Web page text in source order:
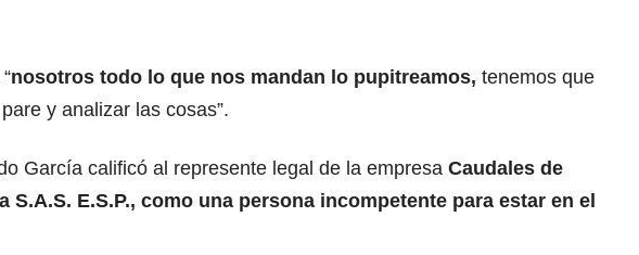
nosotros todo lo que nos mandan lo pupitreamos, tenemos que
y analizar las cosas”.
García calificó al represente legal de la empresa Caudales de
S.A.S. E.S.P., como una persona incompetente para estar en el